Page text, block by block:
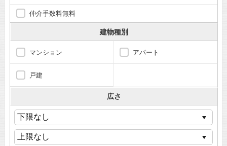
仲介手数料無料
建物種別
マンション アパート
戸建
広さ